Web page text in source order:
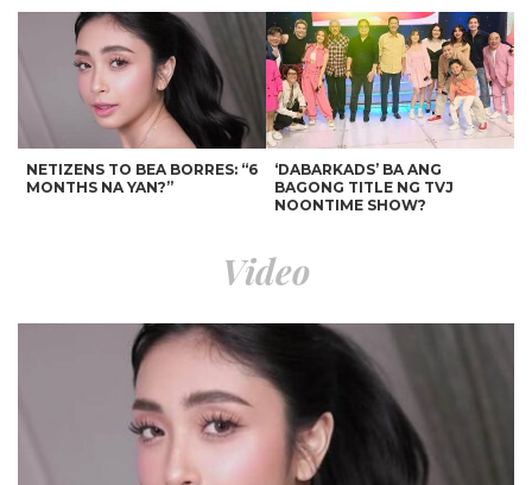
NETIZENS TO BEA BORRES: “6
MONTHS NA YAN?”
‘DABARKADS’ BA ANG
BAGONG TITLE NG TVJ
NOONTIME SHOW?
ELIAS MAY FATHER’S DAY
GIFT KAY JOHN LLOYD CRUZ
SA ISANG EMOSYONAL NA
JOHN LLOYD CRUZ
MAGIGING ‘KAPUSO’ NA NGA
BA?
Video